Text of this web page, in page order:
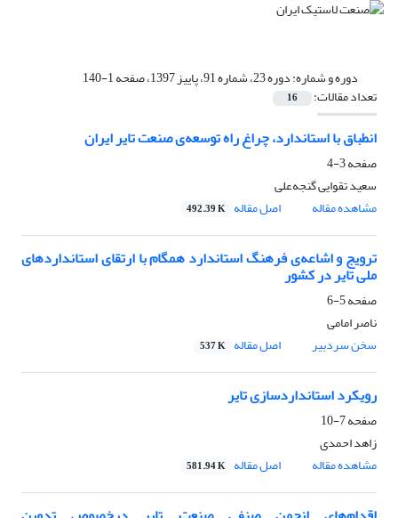
دوره و شماره:دوره 23، شماره 91، پاییز 1397، صفحه 1-140
تعداد مقالات: 16
انطباق با استاندارد، چراغ راه توسعه‌ی صنعت تایر ایران
صفحه3-4
سعید تقوایی گنجه‌علی
مشاهده مقاله
اصل مقاله 492.39 K
ترویج و اشاعه‌ی فرهنگ استاندارد همگام با ارتقای استانداردهای
ملی تایر در کشور
صفحه5-6
ناصر امامی
سخن سردبیر
اصل مقاله 537 K
رویکرد استانداردسازی تایر
صفحه7-10
زاهد احمدی
مشاهده مقاله
اصل مقاله 581.94 K